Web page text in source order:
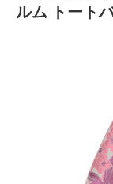
ルム トート